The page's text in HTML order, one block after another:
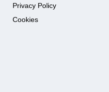
Privacy Policy
Cookies